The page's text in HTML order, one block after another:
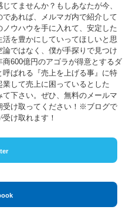
てませんか？もしあなたが今、
あれば、メルマガ内で紹介して
ウハウを手に入れて、安定した
を豊かにしていってほしいと思
ではなく、僕が手探りで見つけ
600億円のアゴラが得意とするダ
ばれる『売上を上げる事』に特
して売上に困っているとした
下さい。ぜひ、無料のメールマ
受け取ってください！※ブログで
け取れます！